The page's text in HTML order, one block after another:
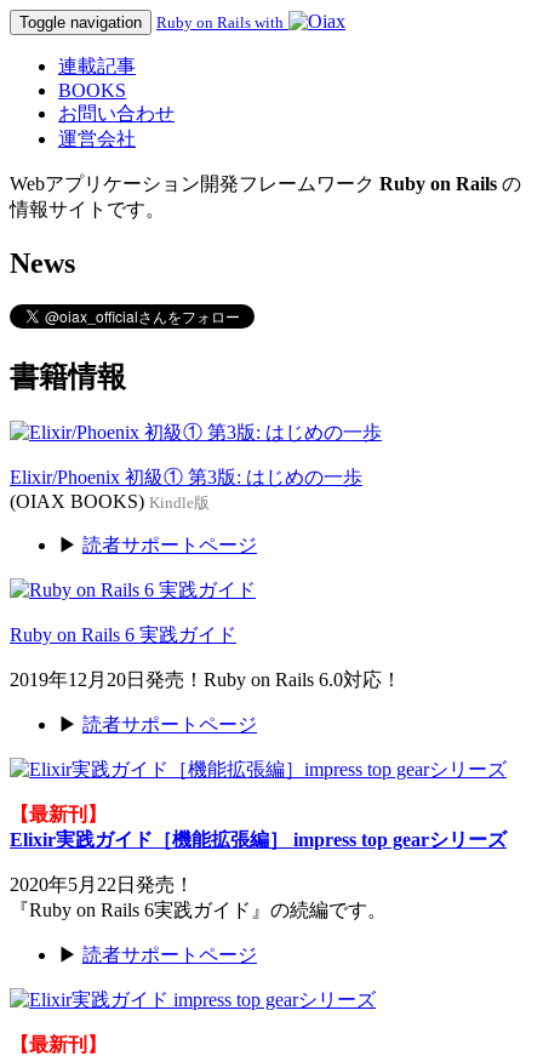
Toggle navigation Ruby on Rails with
連載記事
BOOKS
お問い合わせ
運営会社
Webアプリケーション開発フレームワーク Ruby on Rails の
情報サイトです。
News
書籍情報
Elixir/Phoenix 初級① 第3版: はじめの一歩
(OIAX BOOKS) Kindle版
▶ 読者サポートページ
Ruby on Rails 6 実践ガイド
2019年12月20日発売！Ruby on Rails 6.0対応！
▶ 読者サポートページ
【最新刊】
Elixir実践ガイド［機能拡張編］ impress top gearシリーズ
2020年5月22日発売！
『Ruby on Rails 6実践ガイド』の続編です。
▶ 読者サポートページ
【最新刊】